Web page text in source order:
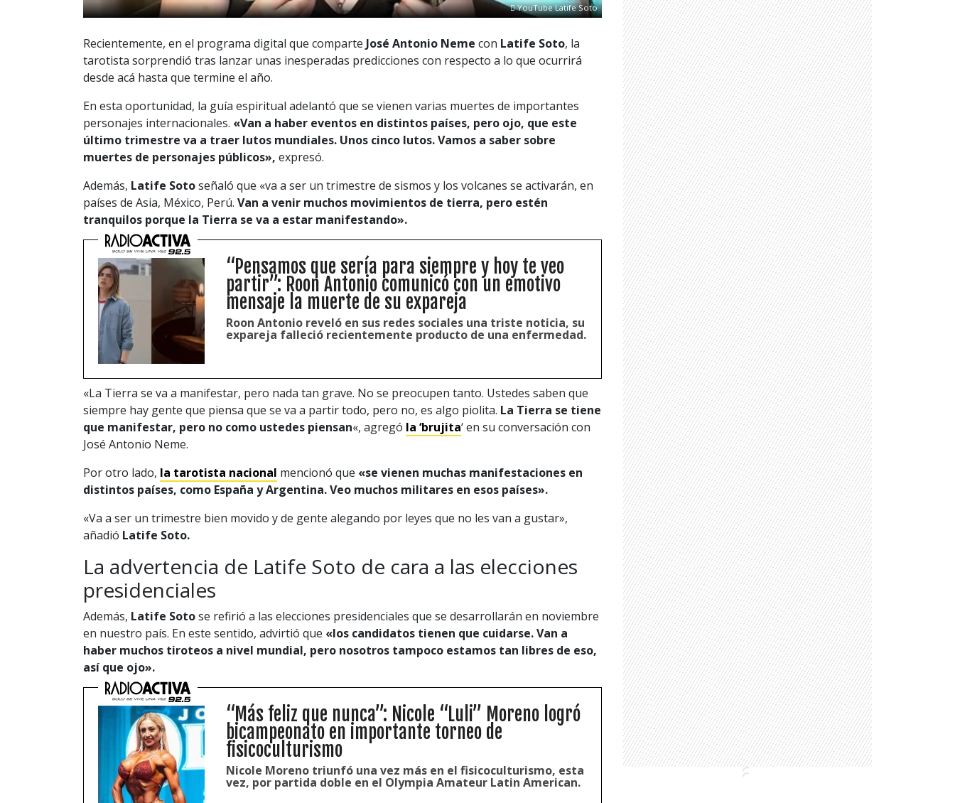
YouTube Latife Soto
Recientemente, en el programa digital que comparte José Antonio Neme con Latife Soto, la
tarotista sorprendió tras lanzar unas inesperadas predicciones con respecto a lo que ocurrirá
desde acá hasta que termine el año.
En esta oportunidad, la guía espiritual adelantó que se vienen varias muertes de importantes
personajes internacionales. «Van a haber eventos en distintos países, pero ojo, que este
último trimestre va a traer lutos mundiales. Unos cinco lutos.Vamos a saber sobre
muertes de personajes públicos», expresó.
Además, Latife Sotoseñaló que «va a ser un trimestre de sismos y los volcanes se activarán, en
países de Asia, México, Perú. Van a venir muchos movimientos de tierra, pero estén
tranquilos porque la Tierra se va a estar manifestando».
“Pensamos que sería para siempre y hoy te veo
partir”: Roon Antonio comunicó con un emotivo
mensaje la muerte de su expareja
Roon Antonio reveló en sus redes sociales una triste noticia, su
expareja falleció recientemente producto de una enfermedad.
«La Tierra se va a manifestar, pero nada tan grave. No se preocupen tanto. Ustedes saben que
siempre hay gente que piensa que se va a partir todo, pero no, es algo piolita. La Tierra se tiene
que manifestar, pero no como ustedes piensan«, agregó la ‘brujita‘ en su conversación con
José Antonio Neme.
Por otro lado, la tarotista nacional mencionó que «se vienen muchas manifestaciones en
distintos países, como España y Argentina. Veo muchos militares en esos países».
«Va a ser un trimestre bien movido y de gente alegando por leyes que no les van a gustar»,
añadió Latife Soto.
La advertencia de Latife Soto de cara a las elecciones
presidenciales
Además, Latife Sotose refirió a las elecciones presidenciales que se desarrollarán en noviembre
en nuestro país. En este sentido, advirtió que «los candidatos tienen que cuidarse. Van a
haber muchos tiroteos a nivel mundial, pero nosotros tampoco estamos tan libres de eso,
así que ojo».
“Más feliz que nunca”: Nicole “Luli” Moreno logró
bicampeonato en importante torneo de
fisicoculturismo
Nicole Moreno triunfó una vez más en el fisicoculturismo, esta
vez, por partida doble en el Olympia Amateur Latin American.